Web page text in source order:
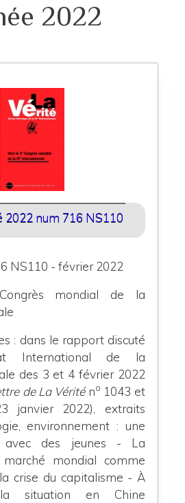
2022
2022 num 716 NS110
NS110 - février 2022
Congrès mondial de la
: dans le rapport discuté
International de la
des 3 et 4 février 2022
de La Vériténo 1043 et
janvier 2022), extraits
environnement : une
avec des jeunes - La
mondial comme
crise du capitalisme - À
situation en Chine